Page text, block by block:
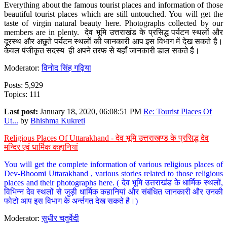
Everything about the famous tourist places and information of those
beautiful tourist places which are still untouched. You will get the
taste of virgin natural beauty here. Photographs collected by our
members are in plenty. देव भूमि उत्तराखंड के प्रसिद्ध पर्यटन स्थलों और
दूरस्थ और अछूते पर्यटन स्थलों की जानकारी आप इस विभाग में देख सकते है।
केवल पंजीकृत सदस्य ही अपने तरफ से यहाँ जानकारी डाल सकते है।
Moderator:विनोद सिंह गढ़िया
Posts: 5,929
Topics: 111
Last post: January 18, 2020, 06:08:51 PM Re: Tourist Places Of
Ut... by Bhishma Kukreti
Religious Places Of Uttarakhand - देव भूमि उत्तराखण्ड के प्रसिद्ध देव
मन्दिर एवं धार्मिक कहानियां
You will get the complete information of various religious places of
Dev-Bhoomi Uttarakhand , various stories related to those religious
places and their photographs here. ( देव भूमि उत्तराखंड के धार्मिक स्थलों,
विभिन्न देव स्थलों से जुड़ी धार्मिक कहानियां और संबंधित जानकारी और उनकी
फोटो आप इस विभाग के अर्न्तगत देख सकते है।)
Moderator:सुधीर चतुर्वेदी